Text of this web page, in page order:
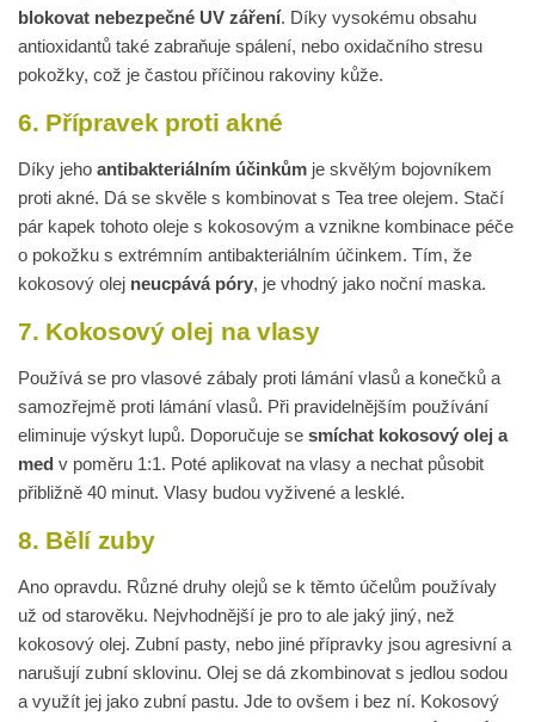
blokovat nebezpečné UV záření. Díky vysokému obsahu
antioxidantů také zabraňuje spálení, nebo oxidačního stresu
pokožky, což je častou příčinou rakoviny kůže.
6. Přípravek proti akné
Díky jeho antibakteriálním účinkům je skvělým bojovníkem
proti akné. Dá se skvěle s kombinovat s Tea tree olejem. Stačí
pár kapek tohoto oleje s kokosovým a vznikne kombinace péče
o pokožku s extrémním antibakteriálním účinkem. Tím, že
kokosový olej neucpává póry, je vhodný jako noční maska.
7. Kokosový olej na vlasy
Používá se pro vlasové zábaly proti lámání vlasů a konečků a
samozřejmě proti lámání vlasů. Při pravidelnějším používání
eliminuje výskyt lupů. Doporučuje se smíchat kokosový olej a
med v poměru 1:1. Poté aplikovat na vlasy a nechat působit
přibližně 40 minut. Vlasy budou vyživené a lesklé.
8. Bělí zuby
Ano opravdu. Různé druhy olejů se k těmto účelům používaly
už od starověku. Nejvhodnější je pro to ale jaký jiný, než
kokosový olej. Zubní pasty, nebo jiné přípravky jsou agresivní a
narušují zubní sklovinu. Olej se dá zkombinovat s jedlou sodou
a využít jej jako zubní pastu. Jde to ovšem i bez ní. Kokosový